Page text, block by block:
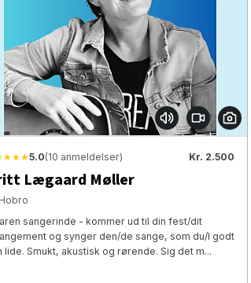
5.0(10 anmeldelser) Kr. 2.500
Lægaard Møller
sangerinde - kommer ud til din fest/dit
og synger den/de sange, som du/I godt
lide. Smukt, akustisk og rørende. Sig det m...